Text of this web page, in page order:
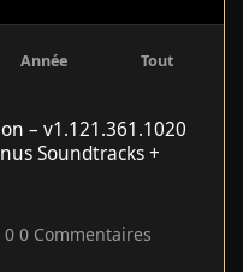
Année Tout
– v1.121.361.1020
Soundtracks +
0 Commentaires